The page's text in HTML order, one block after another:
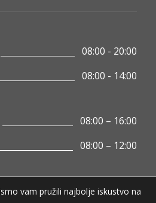
08:00 - 20:00
08:00 - 14:00
08:00 – 16:00
08:00 – 12:00
vam pružili najbolje iskustvo na